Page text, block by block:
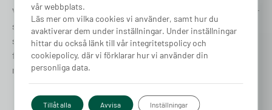
Vi förstår att varje fråga, stor som liten, är viktig och därför
strävar vi efter att ge snabb, vänlig och professionell
support. Vårt dedikerade team av experter finns till hands
för att hjälpa dig med allt från tekniska frågor till praktiska
råd om elbilsladdning. Låt oss hjälpa dig!
031-180 180
vår webbplats.
Läs mer om vilka cookies vi använder, samt hur du
avaktiverar dem under inställningar. Under inställningar
hittar du också länk till vår integritetspolicy och
cookiepolicy, där vi förklarar hur vi använder din
personliga data.
Tillåt alla Avvisa Inställningar